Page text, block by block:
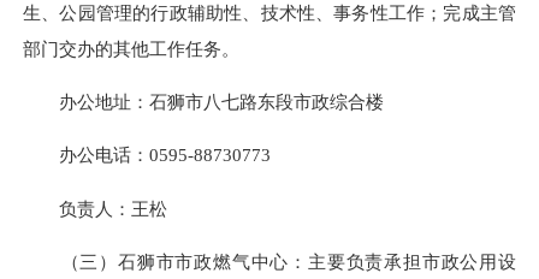
生、公园管理的行政辅助性、技术性、事务性工作 ；完成主管
部门交办的其他工作任务。
办公地址： 石狮市八七路东段市政综合楼
办公电话： 0595-88730773
负责人： 王松
（三） 石狮市市政燃气中心：主要负责承担市政公用设